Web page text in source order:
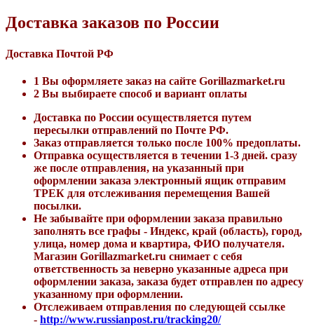
Доставка заказов по России
Доставка Почтой РФ
1 Вы оформляете заказ на сайте Gorillazmarket.ru
2 Вы выбираете способ и вариант оплаты
Доставка по России осуществляется путем
пересылки отправлений по Почте РФ.
Заказ отправляется только после 100% предоплаты.
Отправка осуществляется в течении 1-3 дней. сразу
же после отправления, на указанный при
оформлении заказа электронный ящик отправим
ТРЕК для отслеживания перемещения Вашей
посылки.
Не забывайте при оформлении заказа правильно
заполнять все графы - Индекс, край (область), город,
улица, номер дома и квартира, ФИО получателя.
Магазин Gorillazmarket.ru снимает с себя
ответственность за неверно указанные адреса при
оформлении заказа, заказа будет отправлен по адресу
указанному при оформлении.
Отслеживаем отправления по следующей ссылке
- http://www.russianpost.ru/tracking20/